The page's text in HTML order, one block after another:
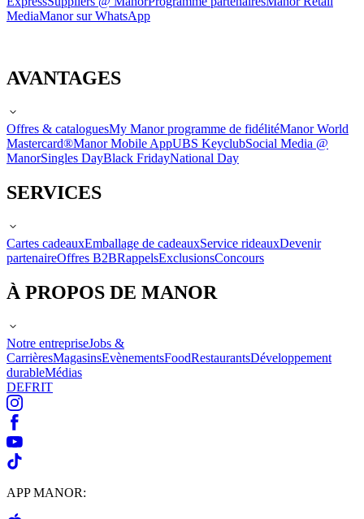
MediaManor sur WhatsApp
AVANTAGES
Offres & cataloguesMy Manor programme de fidélitéManor World
Mastercard®Manor Mobile AppUBS KeyclubSocial Media @
ManorSingles DayBlack FridayNational Day
SERVICES
Cartes cadeauxEmballage de cadeauxService rideauxDevenir
partenaireOffres B2BRappelsExclusionsConcours
À PROPOS DE MANOR
Notre entrepriseJobs &
CarrièresMagasinsEvènementsFoodRestaurantsDéveloppement
durableMédias
DEFRIT
APP MANOR: